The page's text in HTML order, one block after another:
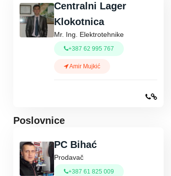
Centralni Lager
Klokotnica
Mr. Ing. Elektrotehnike
+387 62 995 767
Amir Mujkić
Poslovnice
PC Bihać
Prodavač
+387 61 825 009